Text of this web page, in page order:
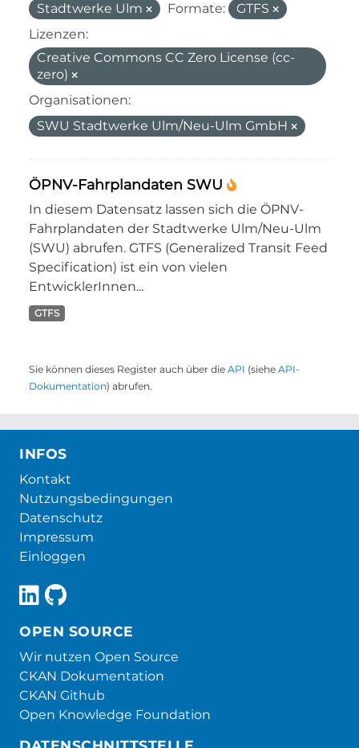
Stadtwerke Ulm
Formate:
GTFS
Lizenzen:
Creative Commons CC Zero License (cc-
zero)
Organisationen:
SWU Stadtwerke Ulm/Neu-Ulm GmbH
ÖPNV-Fahrplandaten SWU
In diesem Datensatz lassen sich die ÖPNV-
Fahrplandaten der Stadtwerke Ulm/Neu-Ulm
(SWU) abrufen. GTFS (Generalized Transit Feed
Specification) ist ein von vielen
EntwicklerInnen...
GTFS
Sie können dieses Register auch über die API (siehe API-
Dokumentation) abrufen.
INFOS
Kontakt
Nutzungsbedingungen
Datenschutz
Impressum
Einloggen
OPEN SOURCE
Wir nutzen Open Source
CKAN Dokumentation
CKAN Github
Open Knowledge Foundation